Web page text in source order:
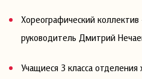
Хореографический
руководитель Дмитрий
Учащиеся 3 класса